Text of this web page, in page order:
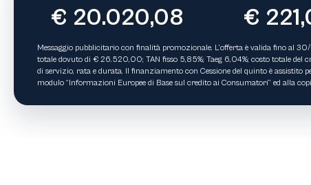
€ 20.020,08 €
Messaggio pubblicitario con finalità promozionale. L’offerta è valida fino al
totale dovuto di € 26.520,00; TAN fisso 5,85%; Taeg 6,04%; costo totale del
di servizio, rata e durata. Il finanziamento con Cessione del quinto è
modulo “Informazioni Europee di Base sul credito ai Consumatori” ed alla